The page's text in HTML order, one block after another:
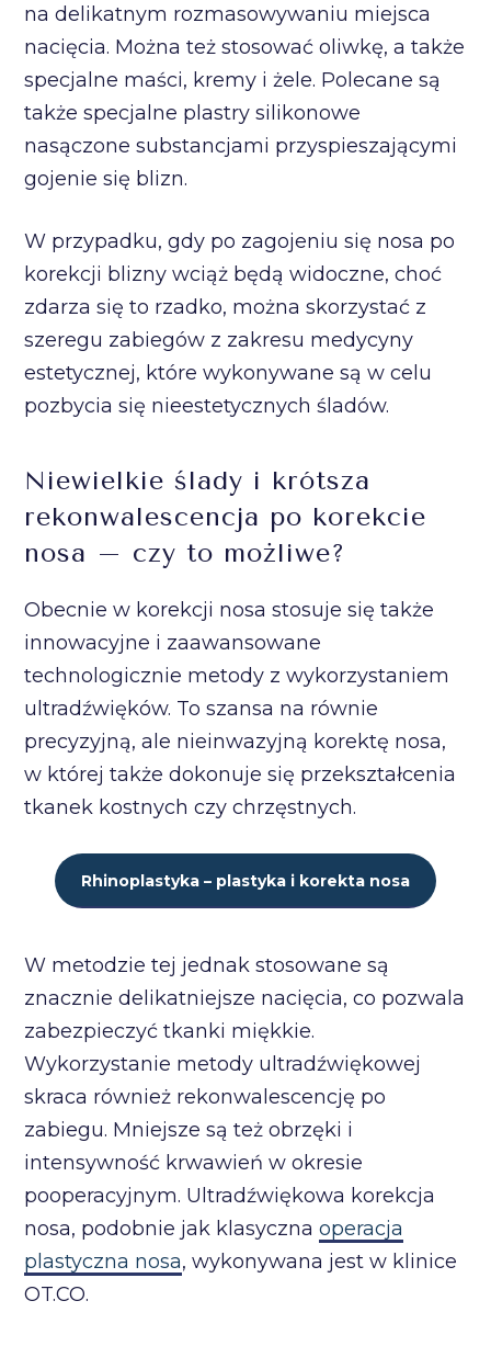
na delikatnym rozmasowywaniu miejsca
nacięcia. Można też stosować oliwkę, a także
specjalne maści, kremy i żele. Polecane są
także specjalne plastry silikonowe
nasączone substancjami przyspieszającymi
gojenie się blizn.
W przypadku, gdy po zagojeniu się nosa po
korekcji blizny wciąż będą widoczne, choć
zdarza się to rzadko, można skorzystać z
szeregu zabiegów z zakresu medycyny
estetycznej, które wykonywane są w celu
pozbycia się nieestetycznych śladów.
Niewielkie ślady i krótsza
rekonwalescencja po korekcie
nosa – czy to możliwe?
Obecnie w korekcji nosa stosuje się także
innowacyjne i zaawansowane
technologicznie metody z wykorzystaniem
ultradźwięków. To szansa na równie
precyzyjną, ale nieinwazyjną korektę nosa,
w której także dokonuje się przekształcenia
tkanek kostnych czy chrzęstnych.
Rhinoplastyka – plastyka i korekta nosa
W metodzie tej jednak stosowane są
znacznie delikatniejsze nacięcia, co pozwala
zabezpieczyć tkanki miękkie.
Wykorzystanie metody ultradźwiękowej
skraca również rekonwalescencję po
zabiegu. Mniejsze są też obrzęki i
intensywność krwawień w okresie
pooperacyjnym. Ultradźwiękowa korekcja
nosa, podobnie jak klasycznaoperacja
plastyczna nosa, wykonywana jest w klinice
OT.CO.